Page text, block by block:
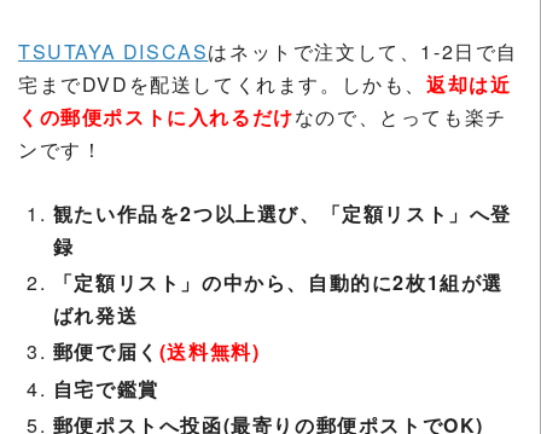
TSUTAYA DISCASはネットで注文して、1-2日で自
宅までDVDを配送してくれます。しかも、返却は近
くの郵便ポストに入れるだけなので、とっても楽チ
ンです！
観たい作品を2つ以上選び、「定額リスト」へ登
録
「定額リスト」の中から、自動的に2枚1組が選
ばれ発送
郵便で届く (送料無料)
自宅で鑑賞
郵便ポストへ投函(最寄りの郵便ポストでOK)